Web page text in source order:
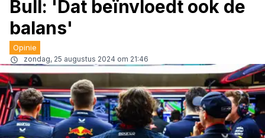
Bull: 'Dat beïnvloedt ook de
balans'
Opinie
zondag, 25 augustus 2024 om 21:46